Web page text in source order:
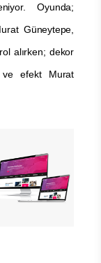
Oyunda;
Güneytepe,
alırken; dekor
ve efekt Murat